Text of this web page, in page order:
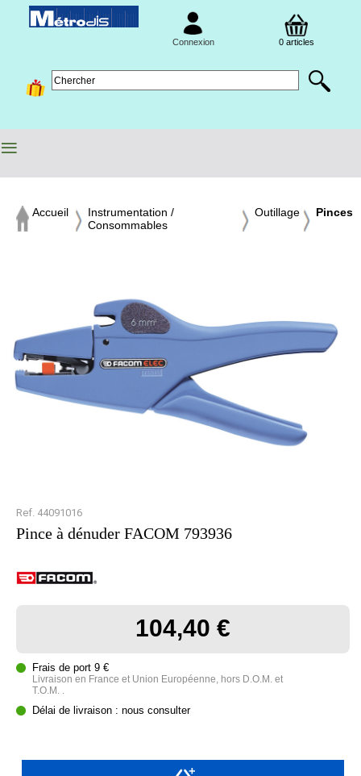
Connexion 0 articles
≡
Accueil
Instrumentation /
Consommables
Outillage Pinces
Ref. 44091016
Pince à dénuder FACOM 793936
104,40 €
Frais de port 9 €
Livraison en France et Union Européenne, hors D.O.M. et
T.O.M. .
Délai de livraison : nous consulter